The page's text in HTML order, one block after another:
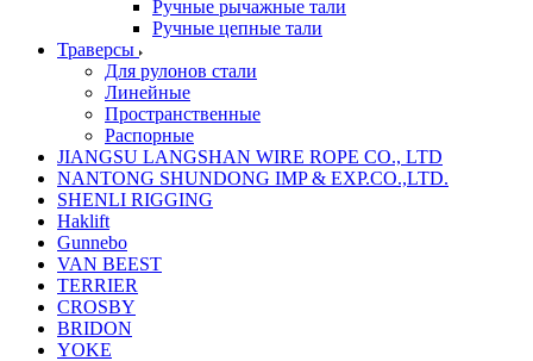
Ручные рычажные тали
Ручные цепные тали
Траверсы
Для рулонов стали
Линейные
Пространственные
Распорные
JIANGSU LANGSHAN WIRE ROPE CO., LTD
NANTONG SHUNDONG IMP & EXP.CO.,LTD.
SHENLI RIGGING
Haklift
Gunnebo
VAN BEEST
TERRIER
CROSBY
BRIDON
YOKE